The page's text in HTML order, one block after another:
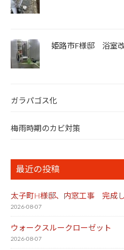
姫路市F様邸 浴室改
ガラパゴス化
梅雨時期のカビ対策
最近の投稿
太子町H様邸、内窓工事 完成し
2026-08-07
ウォークスルークローゼット
2026-08-07